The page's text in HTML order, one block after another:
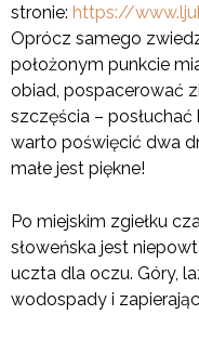
stronie: https://
Oprócz samego
położonym punkcie
obiad, pospacerować
szczęścia –
warto poświęcić dwa
małe jest piękne!
Po miejskim zgiełku
słoweńska jest
uczta dla oczu. Góry,
wodospady i